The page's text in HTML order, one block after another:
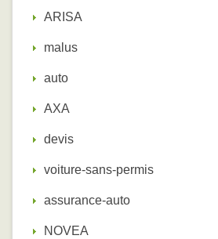
ARISA
malus
auto
AXA
devis
voiture-sans-permis
assurance-auto
NOVEA